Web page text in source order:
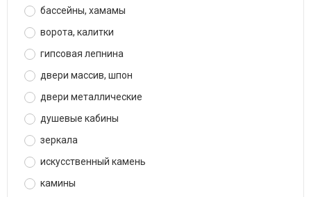
бассейны, хамамы
ворота, калитки
гипсовая лепнина
двери массив, шпон
двери металлические
душевые кабины
зеркала
искусственный камень
камины